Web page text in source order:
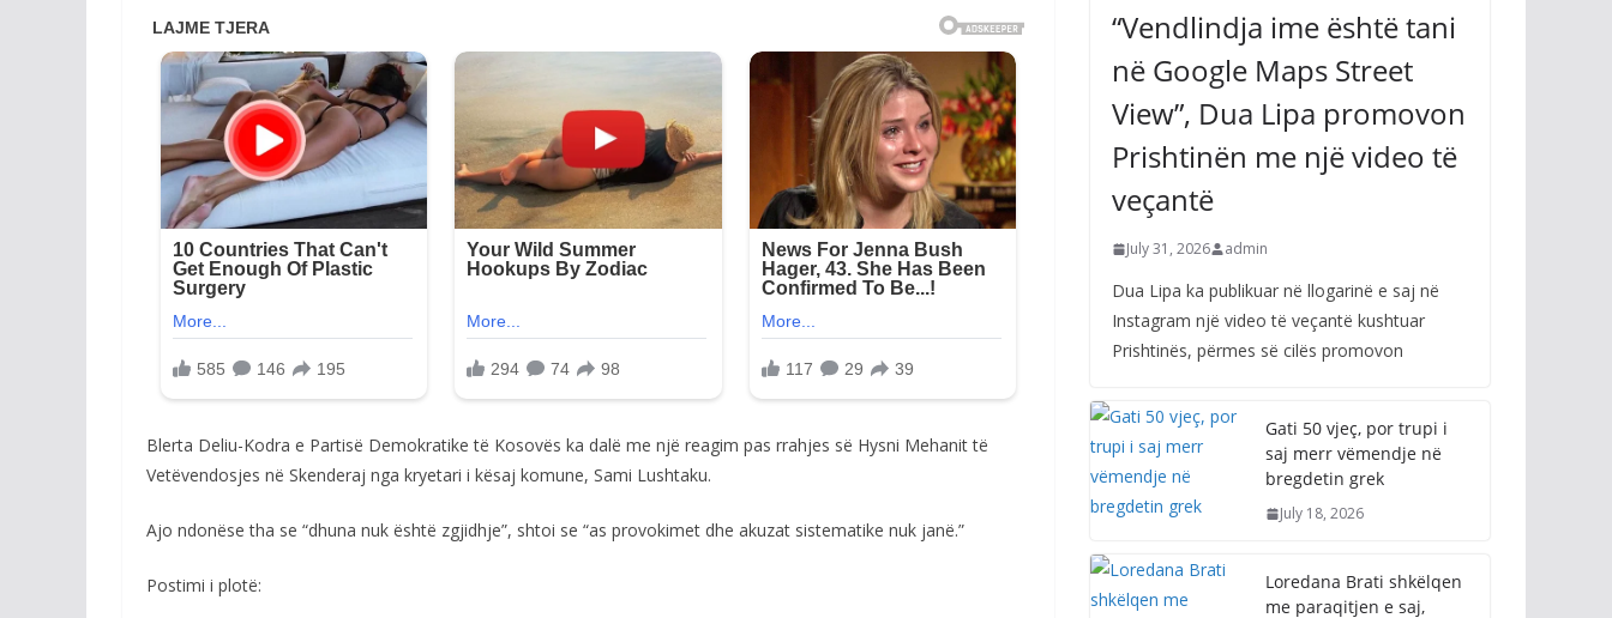
Blerta Deliu-Kodra e Partisë Demokratike të Kosovës ka dalë me një reagim pas rrahjes së Hysni Mehanit të
Vetëvendosjes në Skenderaj nga kryetari i kësaj komune, Sami Lushtaku.
Ajo ndonëse tha se “dhuna nuk është zgjidhje”, shtoi se “as provokimet dhe akuzat sistematike nuk janë.”
Postimi i plotë:
“Vendlindja ime është tani
në Google Maps Street
View”, Dua Lipa promovon
Prishtinën me një video të
veçantë
July 31, 2026 admin
Dua Lipa ka publikuar në llogarinë e saj në
Instagram një video të veçantë kushtuar
Prishtinës, përmes së cilës promovon
Gati 50 vjeç, por trupi i
saj merr vëmendje në
bregdetin grek
July 18, 2026
Loredana Brati shkëlqen
me paraqitjen e saj,